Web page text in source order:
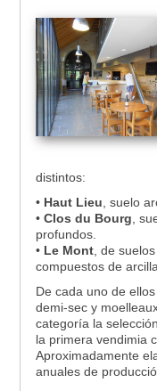
distintos:
• Haut Lieu , suelo
• Clos du Bourg ,
profundos.
• Le Mont, de
compuestos de
De cada uno de
demi-sec y
categoría la
la primera vendimia
Aproximadamente
anuales de